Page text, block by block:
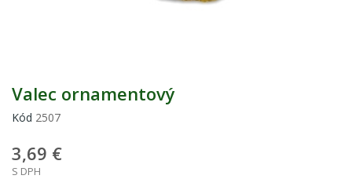
Valec ornamentový
Kód 2507
3,69 €
S DPH